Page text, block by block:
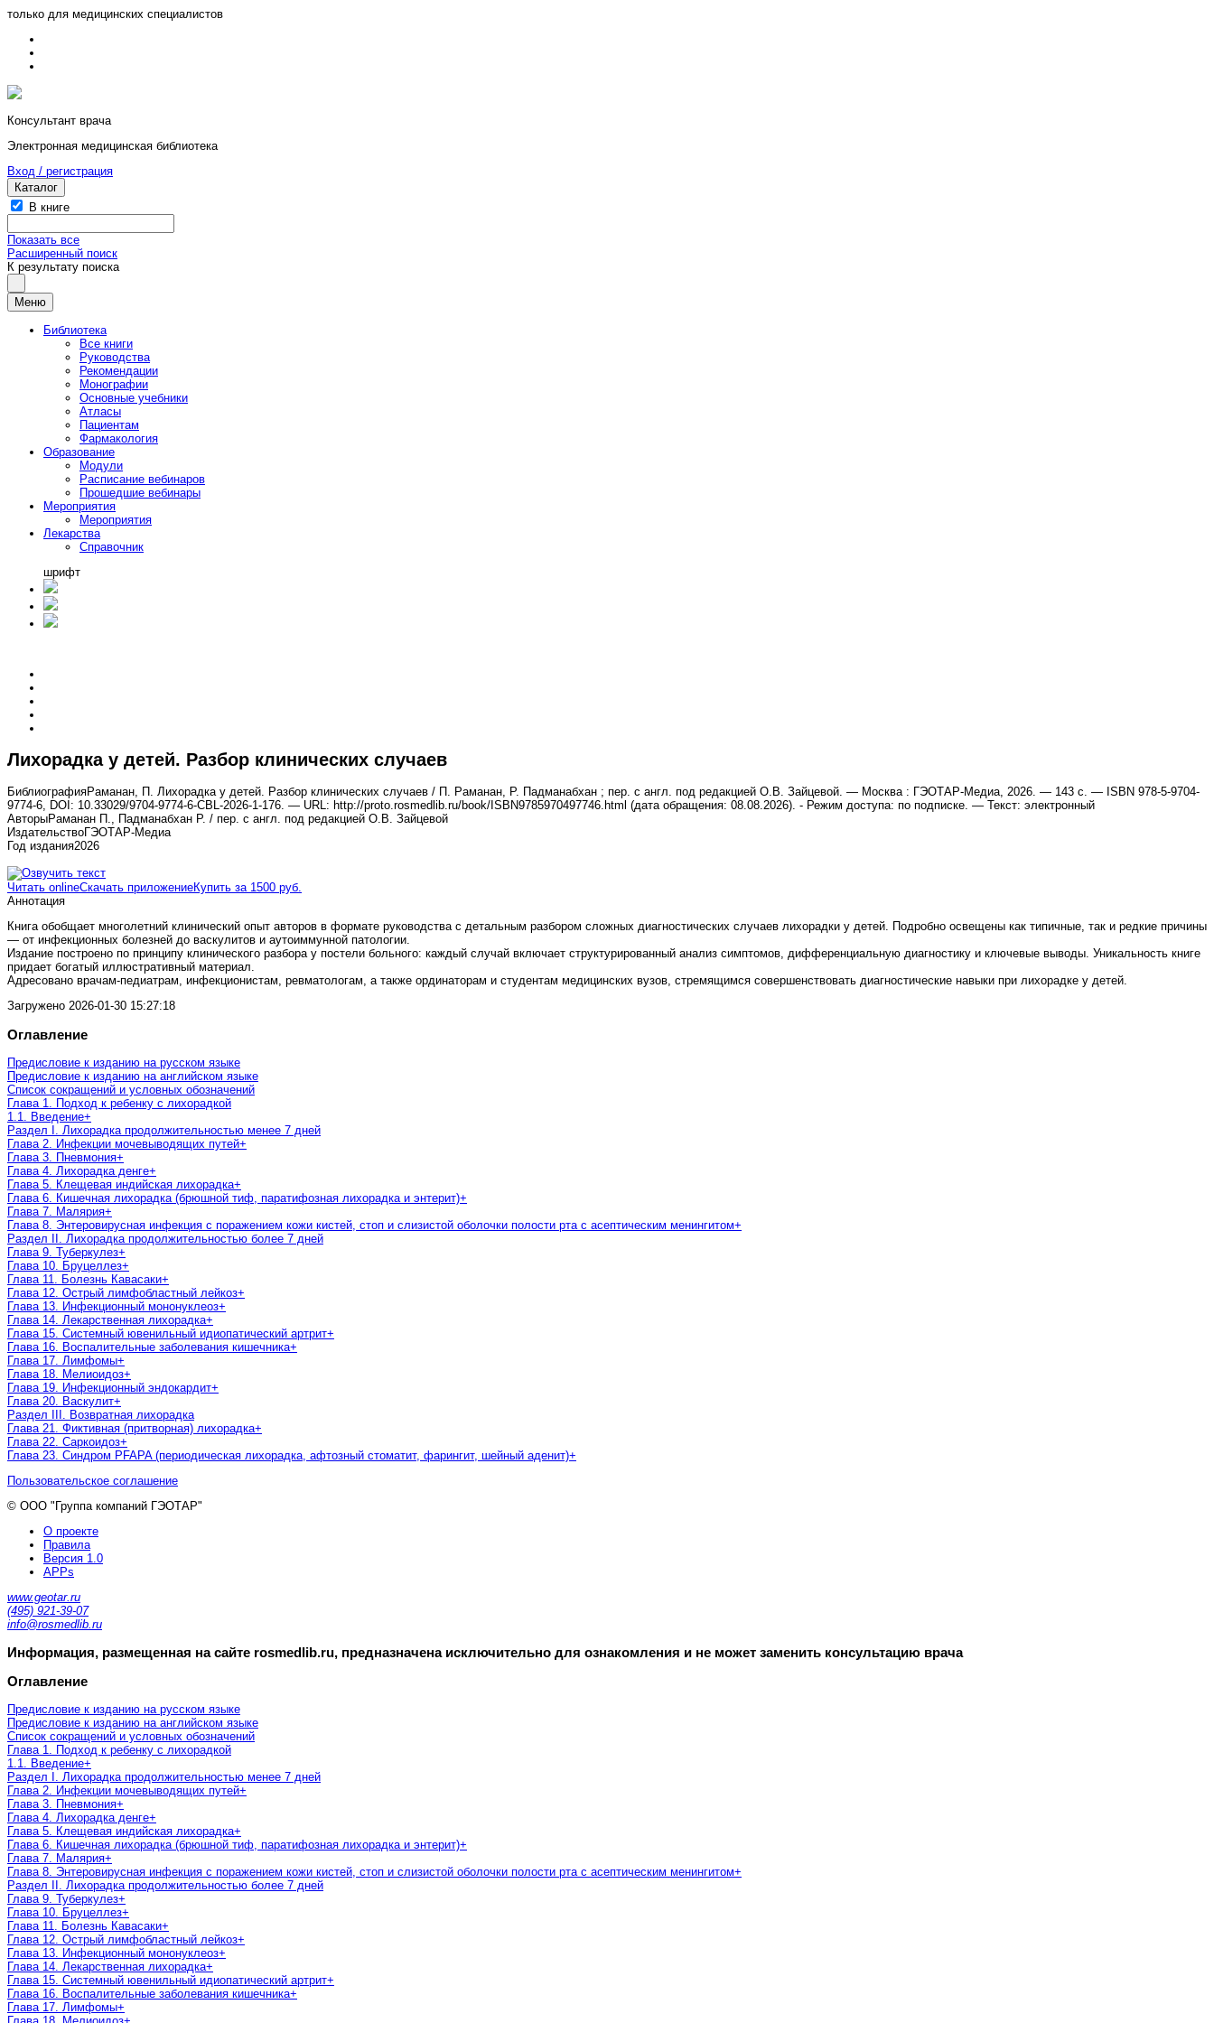
только для медицинских специалистов
Консультант врача
Электронная медицинская библиотека
Вход / регистрация
Каталог
В книге
Показать все
Расширенный поиск
К результату поиска
Меню
Библиотека
Все книги
Руководства
Рекомендации
Монографии
Основные учебники
Атласы
Пациентам
Фармакология
Образование
Модули
Расписание вебинаров
Прошедшие вебинары
Мероприятия
Мероприятия
Лекарства
Справочник
шрифт
Лихорадка у детей. Разбор клинических случаев
БиблиографияРаманан, П. Лихорадка у детей. Разбор клинических случаев / П. Раманан, Р. Падманабхан ; пер. с англ. под редакцией О.В. Зайцевой. — Москва : ГЭОТАР-Медиа, 2026. — 143 с. — ISBN 978-5-9704-
9774-6, DOI: 10.33029/9704-9774-6-CBL-2026-1-176. — URL: http://proto.rosmedlib.ru/book/ISBN9785970497746.html (дата обращения: 08.08.2026). - Режим доступа: по подписке. — Текст: электронный
АвторыРаманан П., Падманабхан Р. / пер. с англ. под редакцией О.В. Зайцевой
ИздательствоГЭОТАР-Медиа
Год издания2026
Читать onlineСкачать приложениеКупить за 1500 руб.
Аннотация
Книга обобщает многолетний клинический опыт авторов в формате руководства с детальным разбором сложных диагностических случаев лихорадки у детей. Подробно освещены как типичные, так и редкие причины
— от инфекционных болезней до васкулитов и аутоиммунной патологии.
Издание построено по принципу клинического разбора у постели больного: каждый случай включает структурированный анализ симптомов, дифференциальную диагностику и ключевые выводы. Уникальность книге
придает богатый иллюстративный материал.
Адресовано врачам-педиатрам, инфекционистам, ревматологам, а также ординаторам и студентам медицинских вузов, стремящимся совершенствовать диагностические навыки при лихорадке у детей.
Загружено 2026-01-30 15:27:18
Оглавление
Предисловие к изданию на русском языке
Предисловие к изданию на английском языке
Список сокращений и условных обозначений
Глава 1. Подход к ребенку с лихорадкой
1.1. Введение+
Раздел I. Лихорадка продолжительностью менее 7 дней
Глава 2. Инфекции мочевыводящих путей+
Глава 3. Пневмония+
Глава 4. Лихорадка денге+
Глава 5. Клещевая индийская лихорадка+
Глава 6. Кишечная лихорадка (брюшной тиф, паратифозная лихорадка и энтерит)+
Глава 7. Малярия+
Глава 8. Энтеровирусная инфекция с поражением кожи кистей, стоп и слизистой оболочки полости рта с асептическим менингитом+
Раздел II. Лихорадка продолжительностью более 7 дней
Глава 9. Туберкулез+
Глава 10. Бруцеллез+
Глава 11. Болезнь Кавасаки+
Глава 12. Острый лимфобластный лейкоз+
Глава 13. Инфекционный мононуклеоз+
Глава 14. Лекарственная лихорадка+
Глава 15. Системный ювенильный идиопатический артрит+
Глава 16. Воспалительные заболевания кишечника+
Глава 17. Лимфомы+
Глава 18. Мелиоидоз+
Глава 19. Инфекционный эндокардит+
Глава 20. Васкулит+
Раздел III. Возвратная лихорадка
Глава 21. Фиктивная (притворная) лихорадка+
Глава 22. Саркоидоз+
Глава 23. Синдром PFAPA (периодическая лихорадка, афтозный стоматит, фарингит, шейный аденит)+
Пользовательское соглашение
© ООО "Группа компаний ГЭОТАР"
О проекте
Правила
Версия 1.0
APPs
www.geotar.ru
(495) 921-39-07
info@rosmedlib.ru
Информация, размещенная на сайте rosmedlib.ru, предназначена исключительно для ознакомления и не может заменить консультацию врача
Оглавление
Предисловие к изданию на русском языке
Предисловие к изданию на английском языке
Список сокращений и условных обозначений
Глава 1. Подход к ребенку с лихорадкой
1.1. Введение+
Раздел I. Лихорадка продолжительностью менее 7 дней
Глава 2. Инфекции мочевыводящих путей+
Глава 3. Пневмония+
Глава 4. Лихорадка денге+
Глава 5. Клещевая индийская лихорадка+
Глава 6. Кишечная лихорадка (брюшной тиф, паратифозная лихорадка и энтерит)+
Глава 7. Малярия+
Глава 8. Энтеровирусная инфекция с поражением кожи кистей, стоп и слизистой оболочки полости рта с асептическим менингитом+
Раздел II. Лихорадка продолжительностью более 7 дней
Глава 9. Туберкулез+
Глава 10. Бруцеллез+
Глава 11. Болезнь Кавасаки+
Глава 12. Острый лимфобластный лейкоз+
Глава 13. Инфекционный мононуклеоз+
Глава 14. Лекарственная лихорадка+
Глава 15. Системный ювенильный идиопатический артрит+
Глава 16. Воспалительные заболевания кишечника+
Глава 17. Лимфомы+